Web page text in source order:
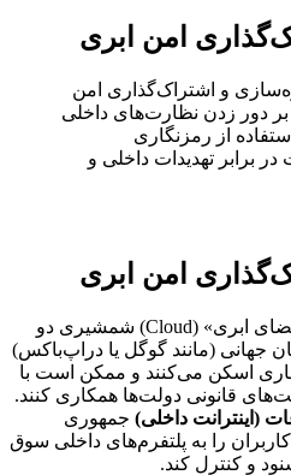
امن ابری
و اشتراک‌گذاری امن
بر دور زدن نظارت‌های داخلی
از رمزنگاری
برابر تهدیدات داخلی و
امن ابری
در چشم‌انداز دنیای دیجیتال، «فضای ابری» (Cloud) شمشیری دو
جهانی (مانند گوگل یا دراپ‌باکس)
اسکن می‌کنند و ممکن است با
قانونی دولت‌ها همکاری کنند.
(اینترانت داخلی) جمهوری
را به پلتفرم‌های داخلی سوق
و کنترل کند.